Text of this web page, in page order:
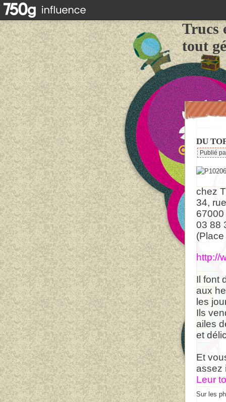
Trucs
tout
DU
Publié
chez
34,
03 88
http://
Il font
aux
les
Ils
ailes
et
Et
assez
Leur
Sur les